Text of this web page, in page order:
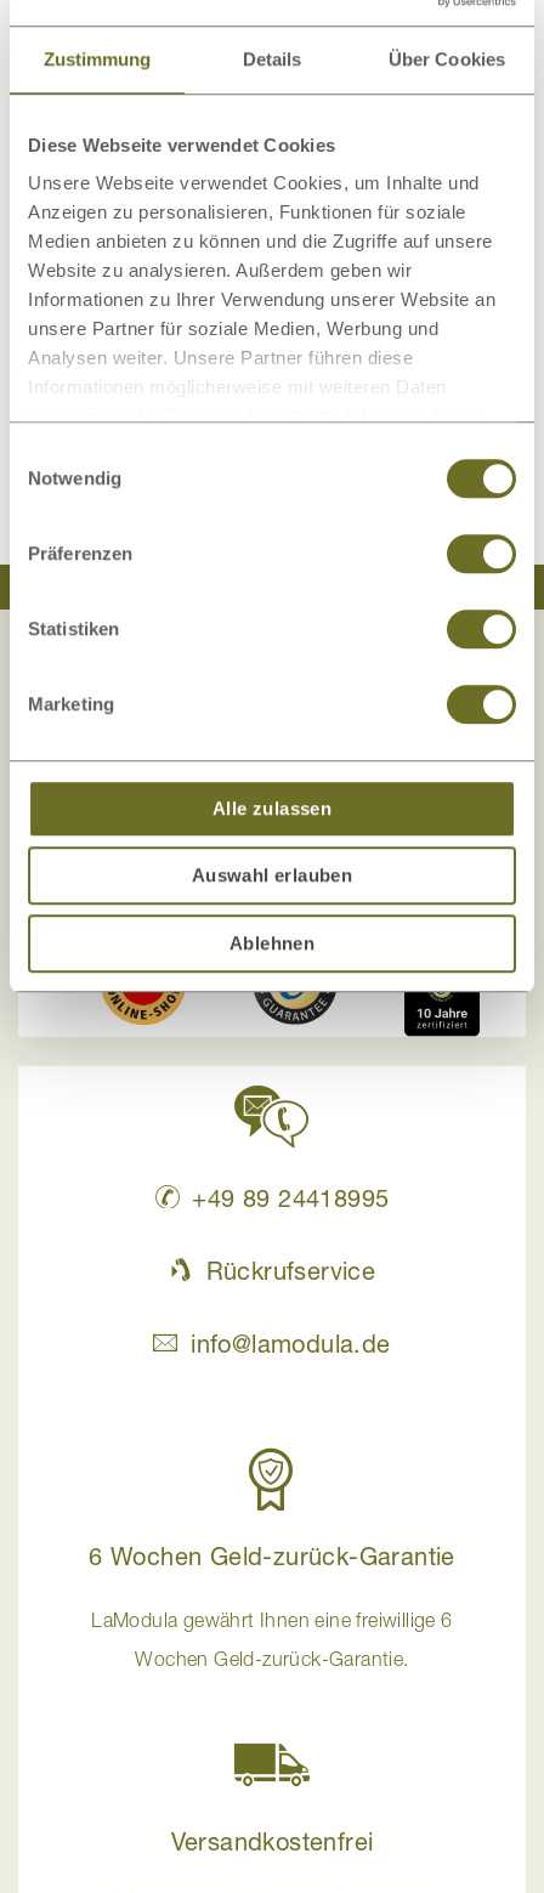
Zustimmung Details Über Cookies
Diese Webseite verwendet Cookies
Unsere Webseite verwendet Cookies, um Inhalte und
Anzeigen zu personalisieren, Funktionen für soziale
Medien anbieten zu können und die Zugriffe auf unsere
Website zu analysieren. Außerdem geben wir
Informationen zu Ihrer Verwendung unserer Website an
unsere Partner für soziale Medien, Werbung und
Analysen weiter. Unsere Partner führen diese
Informationen möglicherweise mit weiteren Daten
haben.
Notwendig
Präferenzen
Statistiken
Marketing
Alle zulassen
Auswahl erlauben
Ablehnen
Hocker Wolldecken
Dieses Produkt bewerten
Schreiben Sie Ihre Meinung zu diesem Artikel:
Brotkasten – Zirbenbrotdose „Berta“
Ihre Sicherheit liegt uns am Herzen!
Die Zufriedenheit unserer Kunden, Sicherheit
und Transparenzstehen bei uns an erster Stelle!
Unser Onlineshop wurde mehrfach auf
Kundenorientierung und Sicherheit geprüft und
zertifiziert.
+49 89 24418995
Rückrufservice
info@lamodula.de
6 Wochen Geld-zurück-Garantie
LaModula gewährt Ihnen eine freiwillige 6
Wochen Geld-zurück-Garantie.
Versandkostenfrei